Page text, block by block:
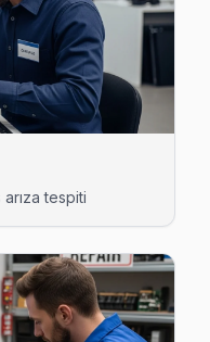
Servis
adresinde firmware
Tamiri →
bağlantısı sorunuyla
için Tefal TV fiyat teklifi
tespiti